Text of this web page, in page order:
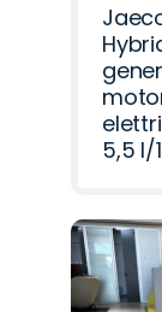
5,5 l/